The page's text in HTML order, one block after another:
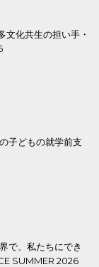
文化共生の担い手・
子どもの就学前支
で、私たちにでき
SUMMER 2026